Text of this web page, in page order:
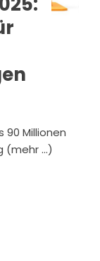
90 Millionen
(mehr …)